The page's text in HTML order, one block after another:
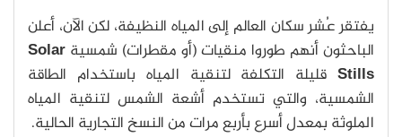
يفتقر عُشر سكان العالم إلى المياه النظيفة، لكن الآن، أعلن
الباحثون أنهم طوروا منقيات (أو مقطرات) شمسية Solar
Stills قليلة التكلفة لتنقية المياه باستخدام الطاقة
الشمسية، والتي تستخدم أشعة الشمس لتنقية المياه
الملوثة بمعدل أسرع بأربع مرات من النسخ التجارية الحالية.